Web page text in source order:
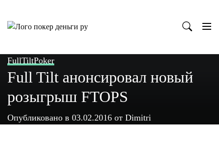
содержанию
FullTiltPoker
Full Tilt анонсировал новый
розыгрыш FTOPS
Опубликовано в 03.02.2016 от Dimitri